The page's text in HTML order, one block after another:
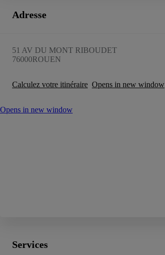
Adresse
51 AV DU MONT RIBOUDET
76000ROUEN
Calculez votre itinéraire Opens in new window
Opens in new window
Services